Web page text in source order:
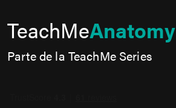
TeachMeAnatomy
Parte de la TeachMe Series